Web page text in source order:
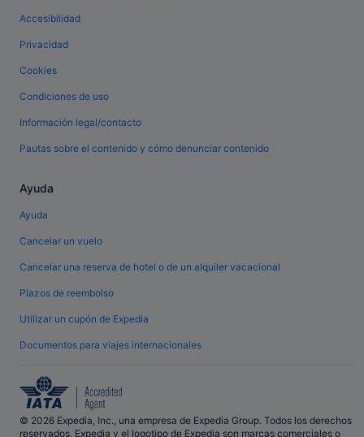
Accesibilidad
Privacidad
Cookies
Condiciones de uso
Información legal/contacto
Pautas sobre el contenido y cómo denunciar contenido
Ayuda
Ayuda
Cancelar un vuelo
Cancelar una reserva de hotel o de un alquiler vacacional
Plazos de reembolso
Utilizar un cupón de Expedia
Documentos para viajes internacionales
© 2026 Expedia, Inc., una empresa de Expedia Group. Todos los derechos
reservados. Expedia y el logotipo de Expedia son marcas comerciales o